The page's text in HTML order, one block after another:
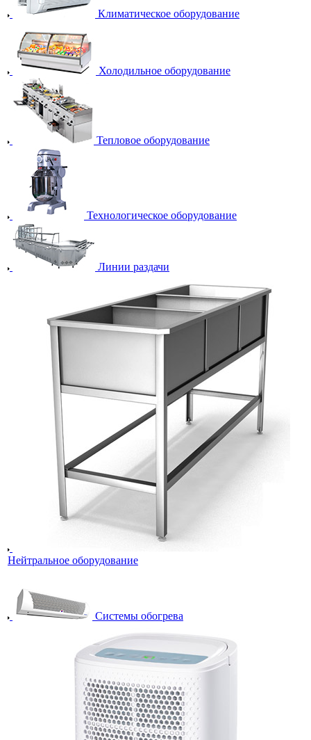
Климатическое оборудование
Холодильное оборудование
Тепловое оборудование
Технологическое оборудование
Линии раздачи
Нейтральное оборудование
Системы обогрева